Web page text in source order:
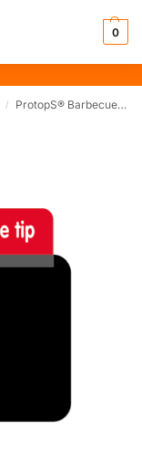
0
/ ProtopS® Barbecue tip